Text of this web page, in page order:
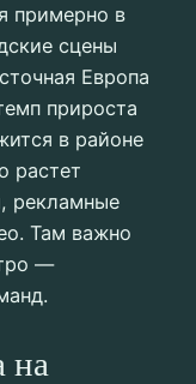
примерно в
сцены
Европа
прироста
в районе
растет
рекламные
Там важно
—
на